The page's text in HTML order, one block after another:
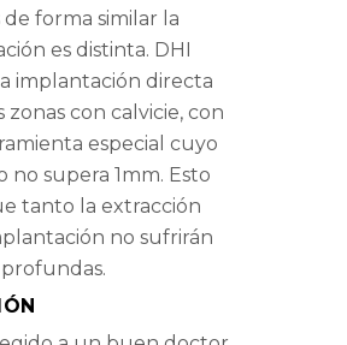
forma similar la
es distinta. DHI
implantación directa
zonas con calvicie, con
especial cuyo
no supera 1mm. Esto
tanto la extracción
no sufrirán
profundas.